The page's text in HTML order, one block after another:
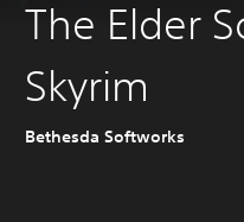
The Elder
Skyrim
Bethesda Softworks